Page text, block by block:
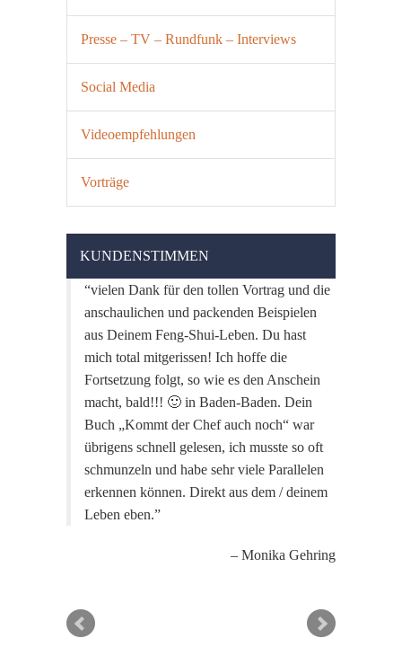
Presse – TV – Rundfunk – Interviews
Social Media
Videoempfehlungen
Vorträge
KUNDENSTIMMEN
vielen Dank für den tollen Vortrag und die
anschaulichen und packenden Beispielen
aus Deinem Feng-Shui-Leben. Du hast
mich total mitgerissen! Ich hoffe die
Fortsetzung folgt, so wie es den Anschein
macht, bald!!! 🙂 in Baden-Baden. Dein
Buch „Kommt der Chef auch noch“ war
übrigens schnell gelesen, ich musste so oft
schmunzeln und habe sehr viele Parallelen
erkennen können. Direkt aus dem / deinem
Leben eben.
Monika Gehring